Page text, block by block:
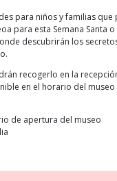
para niños y familias
para esta Semana Santa
descubrirán los
recogerlo en la
en el horario del museo
de apertura del museo